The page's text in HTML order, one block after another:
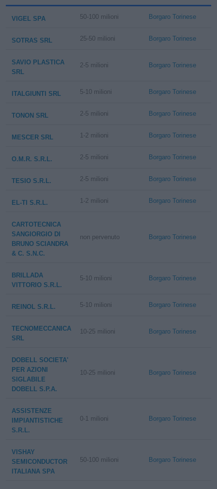
VIGEL SPA 50-100 milioni Borgaro Torinese
SOTRAS SRL 25-50 milioni Borgaro Torinese
SAVIO PLASTICA
SRL
2-5 milioni Borgaro Torinese
ITALGIUNTI SRL 5-10 milioni Borgaro Torinese
TONON SRL 2-5 milioni Borgaro Torinese
MESCER SRL 1-2 milioni Borgaro Torinese
O.M.R. S.R.L. 2-5 milioni Borgaro Torinese
TESIO S.R.L. 2-5 milioni Borgaro Torinese
EL-TI S.R.L. 1-2 milioni Borgaro Torinese
CARTOTECNICA
SANGIORGIO DI
BRUNO SCIANDRA
& C. S.N.C.
non pervenuto Borgaro Torinese
BRILLADA
VITTORIO S.R.L.
5-10 milioni Borgaro Torinese
REINOL S.R.L. 5-10 milioni Borgaro Torinese
TECNOMECCANICA
SRL
10-25 milioni Borgaro Torinese
DOBELL SOCIETA'
PER AZIONI
SIGLABILE
DOBELL S.P.A.
10-25 milioni Borgaro Torinese
ASSISTENZE
IMPIANTISTICHE
S.R.L.
0-1 milioni Borgaro Torinese
VISHAY
SEMICONDUCTOR
ITALIANA SPA
50-100 milioni Borgaro Torinese